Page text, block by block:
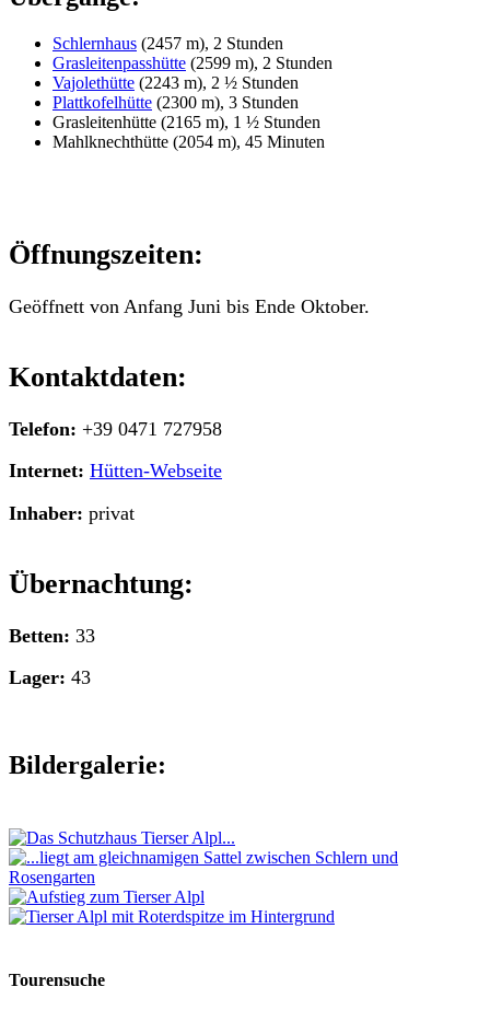
Schlernhaus (2457 m), 2 Stunden
Grasleitenpasshütte (2599 m), 2 Stunden
Vajolethütte (2243 m), 2 ½ Stunden
Plattkofelhütte (2300 m), 3 Stunden
Grasleitenhütte (2165 m), 1 ½ Stunden
Mahlknechthütte (2054 m), 45 Minuten
Öffnungszeiten:
Geöffnett von Anfang Juni bis Ende Oktober.
Kontaktdaten:
Telefon: +39 0471 727958
Internet: Hütten-Webseite
Inhaber: privat
Übernachtung:
Betten: 33
Lager: 43
Bildergalerie:
Tourensuche